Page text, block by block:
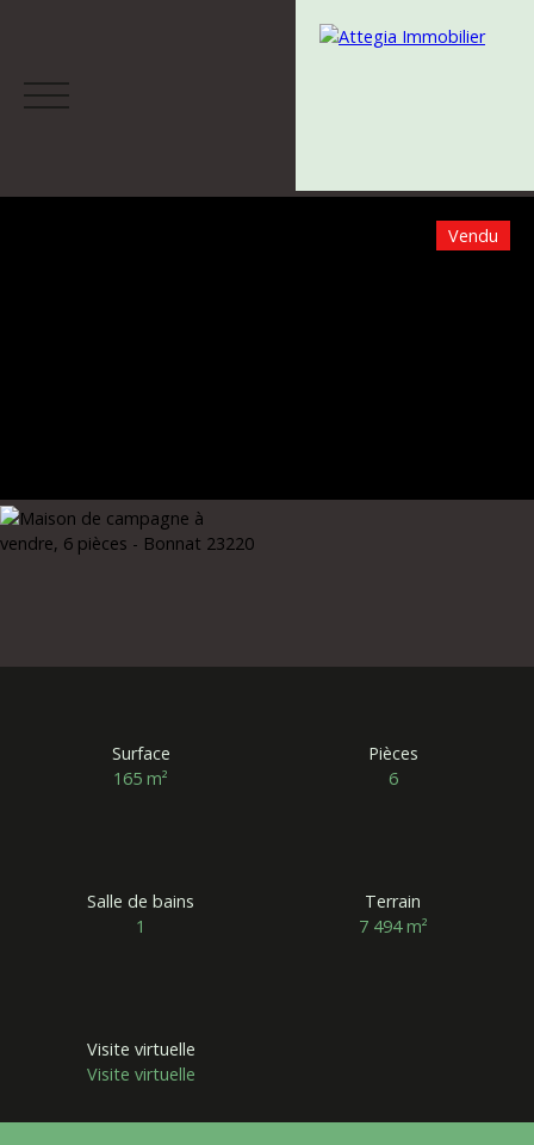
Vendu
Surface
165m²
Pièces
6
Salle de bains
1
Terrain
7 494m²
Visite virtuelle
Visite virtuelle